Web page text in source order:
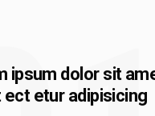
ipsum dolor sit
etur adipisicing